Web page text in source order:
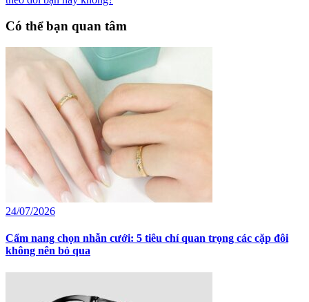
Có thể bạn quan tâm
24/07/2026
Cẩm nang chọn nhẫn cưới: 5 tiêu chí quan trọng các cặp đôi
không nên bỏ qua